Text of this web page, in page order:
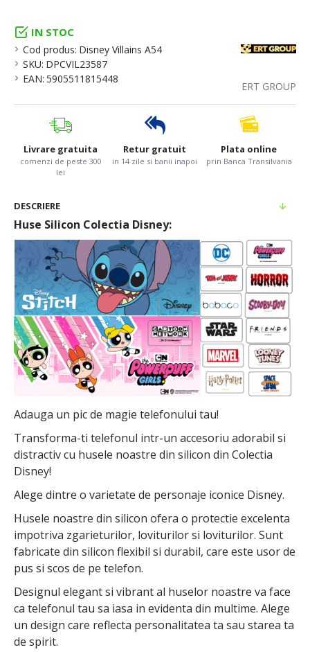
IN STOC
Cod produs: Disney Villains A54
SKU: DPCVIL23587
EAN: 5905511815448
ERT GROUP
Livrare gratuita
comenzi de peste 300
lei
Retur gratuit
in 14 zile si banii inapoi
Plata online
prin Banca Transilvania
DESCRIERE
Huse Silicon Colectia Disney:
Adauga un pic de magie telefonului tau!
Transforma-ti telefonul intr-un accesoriu adorabil si
distractiv cu husele noastre din silicon din Colectia
Disney!
Alege dintre o varietate de personaje iconice Disney.
Husele noastre din silicon ofera o protectie excelenta
impotriva zgarieturilor, loviturilor si loviturilor. Sunt
fabricate din silicon flexibil si durabil, care este usor de
pus si scos de pe telefon.
Designul elegant si vibrant al huselor noastre va face
ca telefonul tau sa iasa in evidenta din multime. Alege
un design care reflecta personalitatea ta sau starea ta
de spirit.